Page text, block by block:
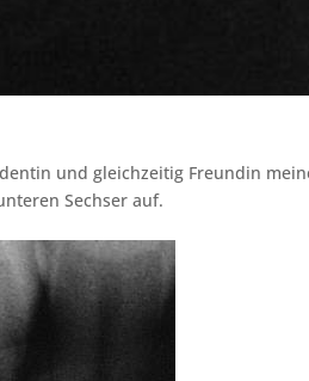
und gleichzeitig Freundin
Sechser auf.